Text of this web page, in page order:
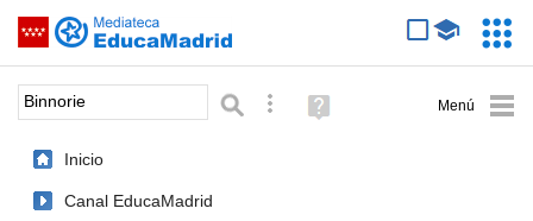
Saltar navegación
Palabra o frase: Búsqueda avanzada
Ayuda
(en
Inicio
Canal EducaMadrid